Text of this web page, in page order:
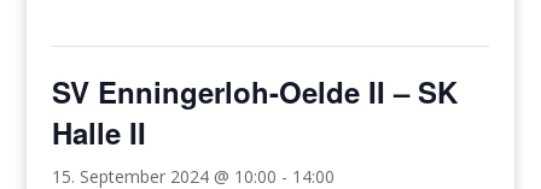
SV Enningerloh-Oelde II – SK
Halle II
15. September 2024 @ 10:00 - 14:00